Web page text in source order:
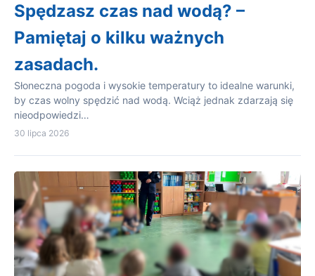
Spędzasz czas nad wodą? –
Pamiętaj o kilku ważnych
zasadach.
Słoneczna pogoda i wysokie temperatury to idealne warunki,
by czas wolny spędzić nad wodą. Wciąż jednak zdarzają się
nieodpowiedzi…
30 lipca 2026